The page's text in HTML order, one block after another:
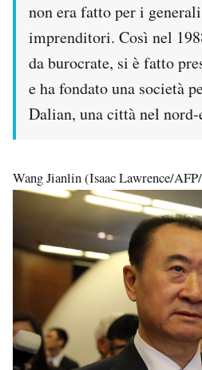
non era fatto per i
imprenditori. Così nel
da burocrate, si è fatto
e ha fondato una società
Dalian, una città nel
Wang Jianlin (Isaac Lawrence/